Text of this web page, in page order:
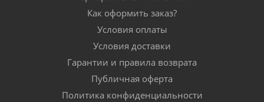
Как оформить заказ?
Условия оплаты
Условия доставки
Гарантии и правила возврата
Публичная оферта
Политика конфиденциальности